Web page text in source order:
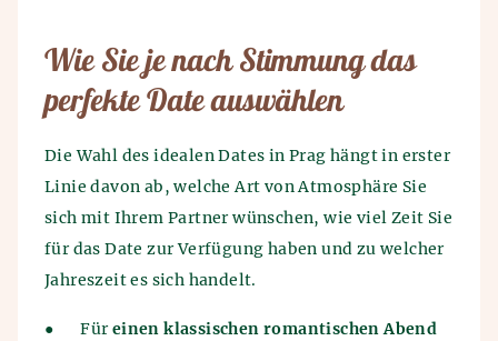
Wie Sie je nach Stimmung das
perfekte Date auswählen
Die Wahl des idealen Dates in Prag hängt in erster
Linie davon ab, welche Art von Atmosphäre Sie
sich mit Ihrem Partner wünschen, wie viel Zeit Sie
für das Date zur Verfügung haben und zu welcher
Jahreszeit es sich handelt.
● Füreinen klassischen romantischen Abend